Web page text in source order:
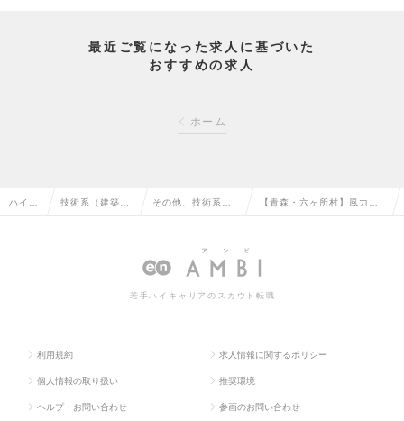
最近ご覧になった求人に基づいた
おすすめの求人
ホーム
ハイク 技術系（建築・ その他、技術系
木・プラント）の
【青森・六ヶ所村】風力発
発電パイオニアの求人情報
若手ハイキャリアのスカウト転職
利用規約 求人情報に関するポリシー
個人情報の取り扱い 推奨環境
ヘルプ・お問い合わせ 参画のお問い合わせ